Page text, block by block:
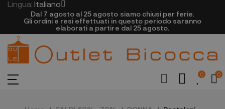
Lingua: Italiano
Dal 7 agosto al 25 agosto siamo chiusi per ferie.
Gli ordini e resi effettuati in questo periodo saranno
elaborati a partire dal 25 agosto.
0 0